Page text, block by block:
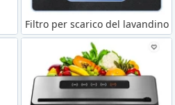
Filtro per scarico del lavandino